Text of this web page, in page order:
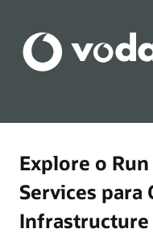
Explore o
Services para
Infrastructure